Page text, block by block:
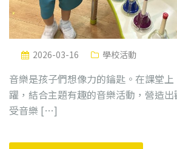
2026-03-16 學校活動
音樂是孩子們想像力的鑰匙。在課堂
躍，結合主題有趣的音樂活動，營造
受音樂 […]